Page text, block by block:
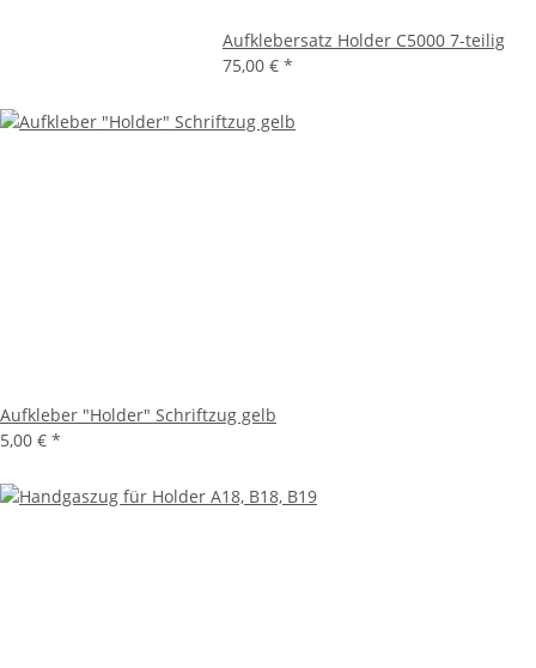
Aufklebersatz Holder C5000 7-teilig
75,00 € *
Aufkleber "Holder" Schriftzug gelb
5,00 € *